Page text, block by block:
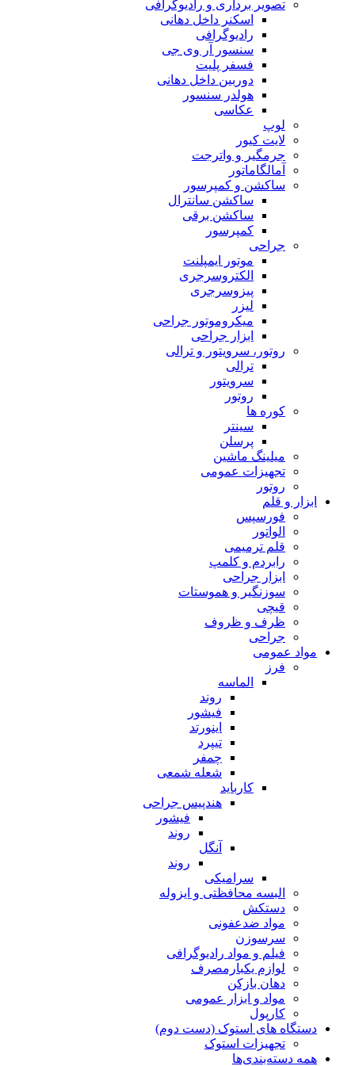
تصویر برداری و رادیوگرافی
اسکنر داخل دهانی
رادیوگرافی
سنسور آر وی جی
فسفر پلیت
دوربین داخل دهانی
هولدر سنسور
عکاسی
لوپ
لایت کیور
جرمگیر و واترجت
آمالگاماتور
ساکشن و کمپرسور
ساکشن سانترال
ساکشن برقی
کمپرسور
جراحی
موتور ایمپلنت
الکتروسرجری
پیزوسرجری
لیزر
میکروموتور جراحی
ابزار جراحی
روتور، سرویتور و ترالی
ترالی
سرویتور
روتور
کوره ها
سینتر
پرسلن
میلینگ ماشین
تجهیزات عمومی
روتور
ابزار و قلم
فورسپس
الواتور
قلم ترمیمی
رابردم و کلمپ
ابزار جراحی
سوزنگیر و هموستات
قیچی
ظرف و ظروف
جراحی
مواد عمومی
فرز
الماسه
روند
فیشور
اینورتد
تیپرد
چمفر
شعله شمعی
کارباید
هندپیس جراحی
فیشور
روند
آنگل
روند
سرامیکی
البسه محافظتی و ایزوله
دستکش
مواد ضدعفونی
سرسوزن
فیلم و مواد رادیوگرافی
لوازم یکبارمصرف
دهان بازکن
مواد و ابزار عمومی
کارپول
دستگاه های استوک (دست دوم)
تجهیزات استوک
همه دسته‌بندی‌ها